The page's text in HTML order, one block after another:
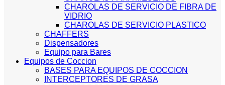
CHAROLAS DE SERVICIO DE FIBRA DE
VIDRIO
CHAROLAS DE SERVICIO PLASTICO
CHAFFERS
Dispensadores
Equipo para Bares
Equipos de Coccion
BASES PARA EQUIPOS DE COCCION
INTERCEPTORES DE GRASA